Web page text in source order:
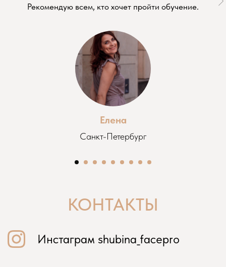
Рекомендую всем, кто хочет пройти обучение.
Елена
Санкт-Петербург